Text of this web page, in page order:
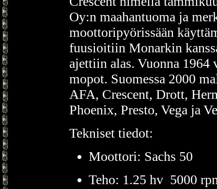
Oy:n maahantuoma ja
moottoripyörissään
fuusioitiin Monarkin
ajettiin alas. Vuonna
mopot. Suomessa 2000
AFA, Crescent, Drott,
Phoenix, Presto, Vega ja
Tekniset tiedot:
Moottori: Sachs 50
Teho: 1.25 hv 5000